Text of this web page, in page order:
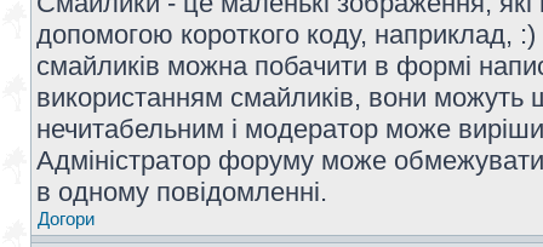
допомогою короткого коду, наприклад,
смайликів можна побачити в формі
використанням смайликів, вони
нечитабельним і модератор може
Адміністратор форуму може обмежувати
в одному повідомленні.
Догори